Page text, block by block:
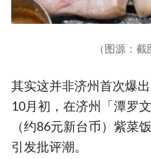
（图源：截
其实这并非济州首次爆
10月初，在济州「潭罗
（约86元新台币）紫菜
引发批评潮。